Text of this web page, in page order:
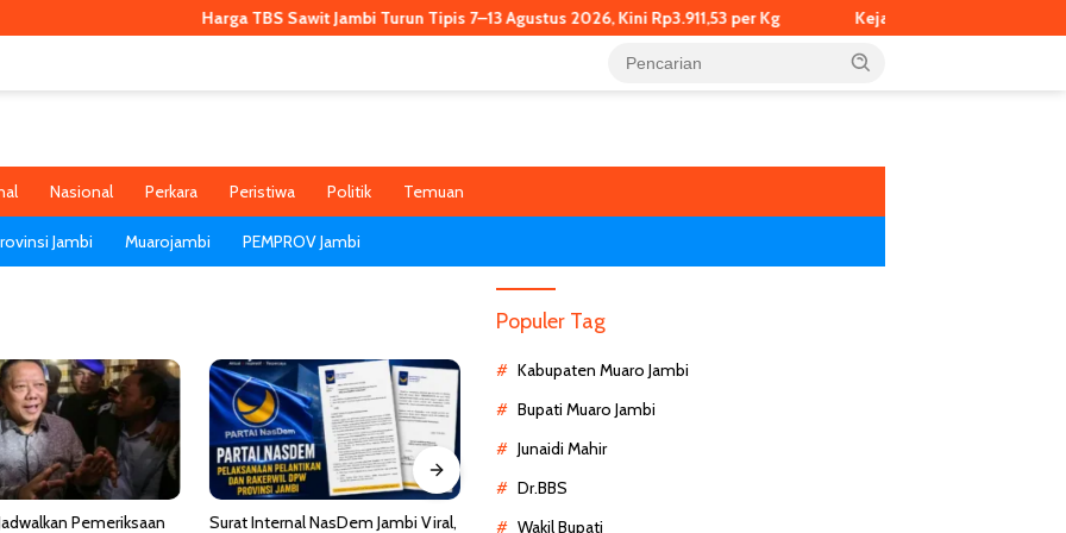
Harga TBS Sawit Jambi Turun Tipis 7–13 Agustus 2026, Kini Rp3.911,53 per Kg Kejagung Jadwalkan
Nasional Perkara Peristiwa Politik Temuan
Jambi Muarojambi PEMPROV Jambi
Pemeriksaan
Surat Internal NasDem Jambi Viral,
Kemenkes Ungkap Fakta Viral
Populer Tag
Kabupaten Muaro Jambi
Bupati Muaro Jambi
Junaidi Mahir
Dr.BBS
Wakil Bupati